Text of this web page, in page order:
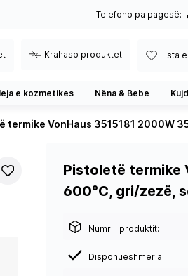
Telefono pa pagesë:
Krahaso produktet Lista
e kozmetikes Nëna & Bebe
termike VonHaus 3515181 2000W
Pistoletë termike
600°C, gri/zezë,
Numri i produktit:
Disponueshmëria: